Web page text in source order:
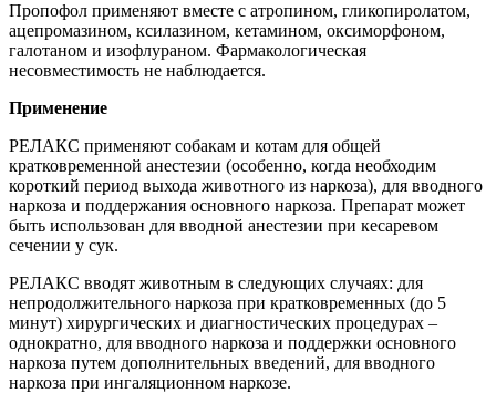
Пропофол применяют вместе с атропином, гликопиролатом,
ацепромазином, ксилазином, кетамином, оксиморфоном,
галотаном и изофлураном. Фармакологическая
несовместимость не наблюдается.
Применение
РЕЛАКС применяют собакам и котам для общей
кратковременной анестезии (особенно, когда необходим
короткий период выхода животного из наркоза), для вводного
наркоза и поддержания основного наркоза. Препарат может
быть использован для вводной анестезии при кесаревом
сечении у сук.
РЕЛАКС вводят животным в следующих случаях: для
непродолжительного наркоза при кратковременных (до 5
минут) хирургических и диагностических процедурах –
однократно, для вводного наркоза и поддержки основного
наркоза путем дополнительных введений, для вводного
наркоза при ингаляционном наркозе.